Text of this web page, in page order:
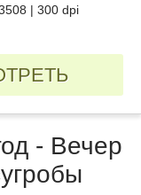
| 300 dpi
- Вечер